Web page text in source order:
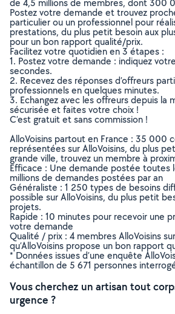
de 4,5 millions de membres, dont 300
Postez votre demande et trouvez
particulier ou un professionnel pour
prestations, du plus petit besoin aux
pour un bon rapport qualité/prix.
Facilitez votre quotidien en 3 étapes :
1. Postez votre demande : indiquez
secondes.
2. Recevez des réponses d’offreurs
professionnels en quelques minutes.
3. Echangez avec les offreurs depuis la
sécurisée et faites votre choix !
C’est gratuit et sans commission !
AlloVoisins partout en France : 35 000
représentées sur AlloVoisins, du plus
grande ville, trouvez un membre à
Efficace : Une demande postée toutes
millions de demandes postées par an
Généraliste : 1 250 types de besoins
possible sur AlloVoisins, du plus petit
projets.
Rapide : 10 minutes pour recevoir une
votre demande
Qualité / prix : 4 membres AlloVoisins
qu’AlloVoisins propose un bon rapport
* Données issues d’une enquête
échantillon de 5 671 personnes
Vous cherchez un artisan tout
urgence ?